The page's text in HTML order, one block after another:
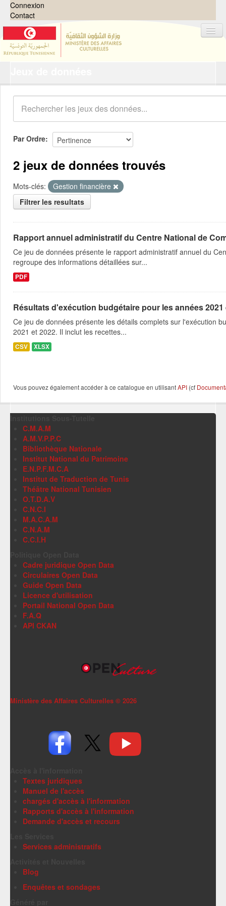
Connexion
Contact
Organisations
Groupes
Demandes 0
À propos
Par Ordre
2 jeux de données trouvés
Mots-clés:
Gestion financière
Filtrer les resultats
Rapport annuel administratif du Centre National de
Ce jeu de données présente le rapport administratif annuel du
regroupe des informations détaillées sur...
PDF
Résultats d'exécution budgétaire pour les années 2021
Ce jeu de données présente les détails complets sur l'exécution
2021 et 2022. Il inclut les recettes...
CSV XLSX
Vous pouvez également accéder à ce catalogue en utilisantAPI (cf
C.M.A.M
A.M.V.P.P.C
Bibliothèque Nationale
Institut National du Patrimoine
E.N.P.F.M.C.A
Institut de Traduction de Tunis
Théâtre National Tunisien
O.T.D.A.V
C.N.C.I
M.A.C.A.M
C.N.A.M
C.C.I.H
Cadre juridique Open Data
Circulaires Open Data
Guide Open Data
Licence d'utilisation
Portail National Open Data
F.A.Q
API CKAN
Ministère des Affaires Culturelles © 2026
Textes juridiques
Manuel de l'accès
chargés d'accès à l'information
Rapports d'accès à l'information
Demande d'accès et recours
Services administratifs
Blog
Enquêtes et sondages